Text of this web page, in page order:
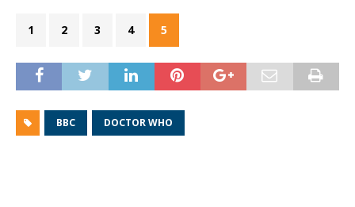
1 2 3 4 5
BBC DOCTOR WHO